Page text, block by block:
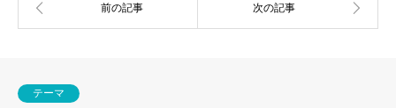
テーマ